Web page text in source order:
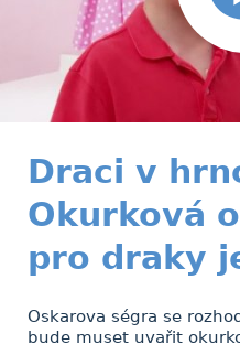
Draci v
Okurková
pro draky
Oskarova ségra se
bude muset uvařit